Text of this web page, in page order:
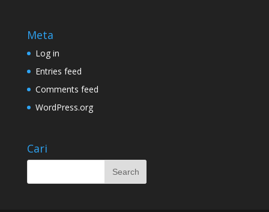
Meta
Log in
Entries feed
Comments feed
WordPress.org
Cari